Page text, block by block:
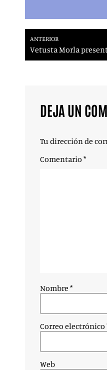
ANTERIOR
Vetusta Morla
DEJA UN
Tu dirección de
Comentario *
Nombre *
Correo electrónico
Web